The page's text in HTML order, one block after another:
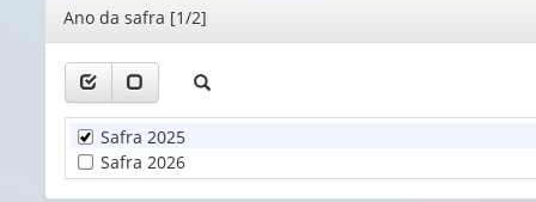
Editor
Ano da safra [1/2]
Safra 2025
Safra 2026